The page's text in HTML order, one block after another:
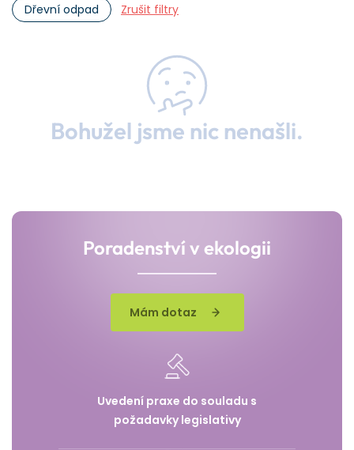
Dřevní odpad
Zrušit filtry
Bohužel jsme nic nenašli.
Poradenství v ekologii
Mám dotaz
Uvedení praxe do souladu s
požadavky legislativy